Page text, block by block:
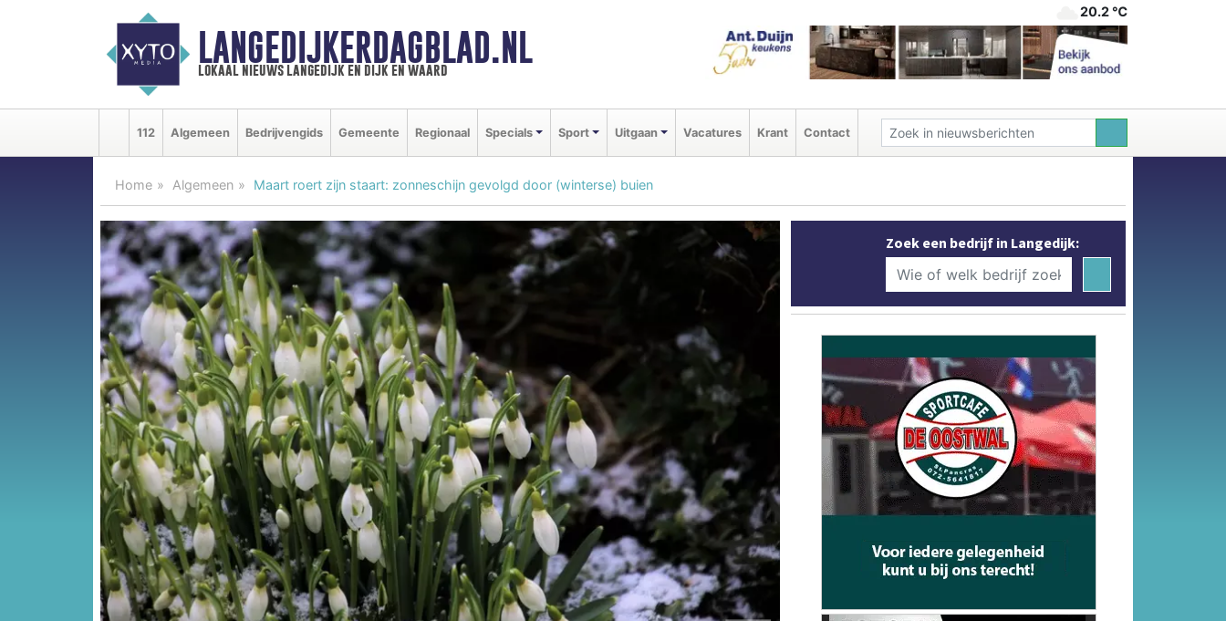
LANGEDIJKERDAGBLAD.NL
lokaal nieuws langedijk en dijk en waard
20.2 ℃
112 Algemeen Bedrijvengids Gemeente Regionaal Specials Sport Uitgaan Vacatures Krant Contact
Home Algemeen Maart roert zijn staart: zonneschijn gevolgd door (winterse) buien
Zoek een bedrijf in Langedijk: